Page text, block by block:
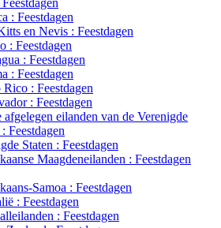
: Feestdagen
en Nevis : Feestdagen
: Feestdagen
: Feestdagen
: Feestdagen
Rico : Feestdagen
: Feestdagen
eilanden van de Verenigde
Feestdagen
Staten : Feestdagen
Maagdeneilanden : Feestdagen
Samoa : Feestdagen
: Feestdagen
: Feestdagen